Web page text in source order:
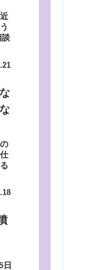
談
日